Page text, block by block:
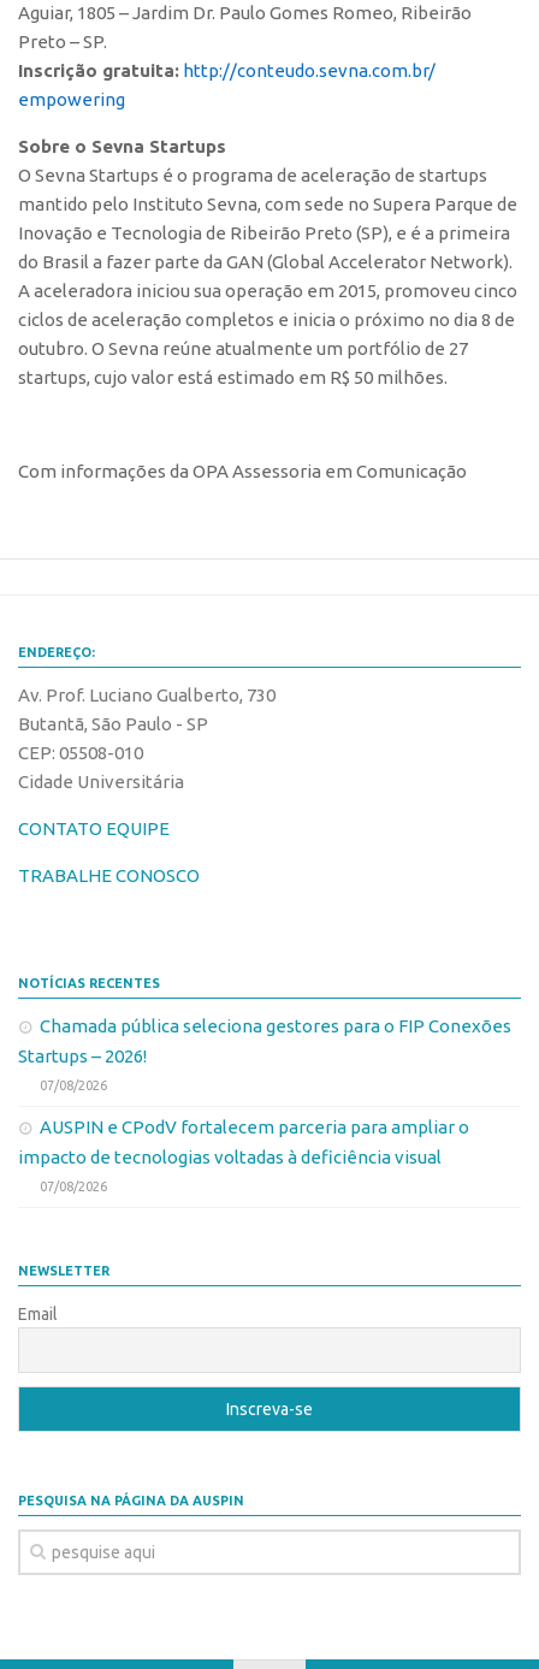
Edição 2017
Inovação em Números
Propriedade Intelectual
Formas de Proteção
Patentes
Marcas
Softwares
Cultivares
Como solicitar
Transferência de Tecnologia
Editais de TT
PD&I
Chamamento
Parcerias PD&I
Exceções
Programas
Conexão Inter-USP
Banco de Patentes
Patentes em Destaque
Showroom de Tecnologias
Empreendedorismo
Prêmio USP de Empreendedorismo
Entidades
Aguiar, 1805 – Jardim Dr. Paulo Gomes Romeo, Ribeirão
Preto – SP.
Inscrição gratuita: http://conteudo.sevna.com.br/
empowering
Sobre o Sevna Startups
O Sevna Startups é o programa de aceleração de startups
mantido pelo Instituto Sevna, com sede no Supera Parque de
Inovação e Tecnologia de Ribeirão Preto (SP), e é a primeira
do Brasil a fazer parte da GAN (Global Accelerator Network).
A aceleradora iniciou sua operação em 2015, promoveu cinco
ciclos de aceleração completos e inicia o próximo no dia 8 de
outubro. O Sevna reúne atualmente um portfólio de 27
startups, cujo valor está estimado em R$ 50 milhões.
Com informações da OPA Assessoria em Comunicação
ENDEREÇO:
Av. Prof. Luciano Gualberto, 730
Butantã, São Paulo - SP
CEP: 05508-010
Cidade Universitária
CONTATO EQUIPE
TRABALHE CONOSCO
NOTÍCIAS RECENTES
Chamada pública seleciona gestores para o FIP Conexões
Startups – 2026!
07/08/2026
AUSPIN e CPodV fortalecem parceria para ampliar o
impacto de tecnologias voltadas à deficiência visual
07/08/2026
NEWSLETTER
Email
PESQUISA NA PÁGINA DA AUSPIN